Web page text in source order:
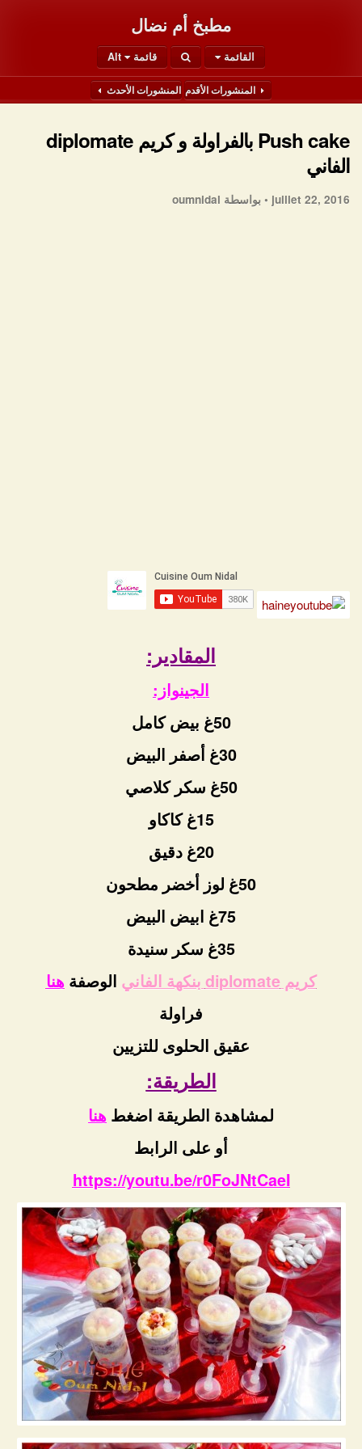
مطبخ أم نضال
القائمة قائمة Alt
المنشورات الأقدم المنشورات الأحدث
Push cake بالفراولة و كريم diplomate
الفاني
juillet 22, 2016 • بواسطة oumnidal
المقادير:
الجينواز:
50غ بيض كامل
30غ أصفر البيض
50غ سكر كلاصي
15غ كاكاو
20غ دقيق
50غ لوز أخضر مطحون
75غ ابيض البيض
35غ سكر سنيدة
كريم diplomate بنكهة الفاني
الوصفةهنا
فراولة
عقيق الحلوى للتزيين
الطريقة:
لمشاهدة الطريقة اضغط هنا
أو على الرابط
https://youtu.be/r0FoJNtCaeI